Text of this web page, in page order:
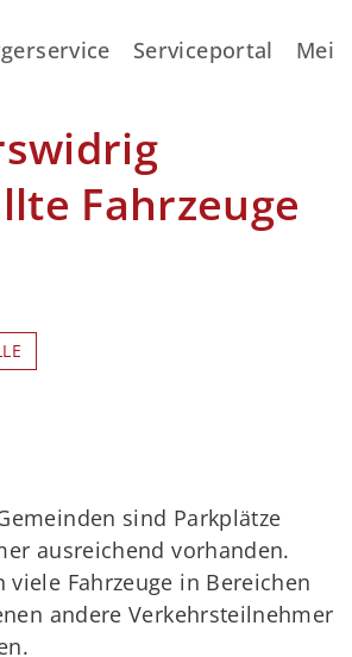
Serviceportal
Fahrzeuge
sind Parkplätze
ausreichend vorhanden.
viele Fahrzeuge in Bereichen
andere Verkehrsteilnehmer